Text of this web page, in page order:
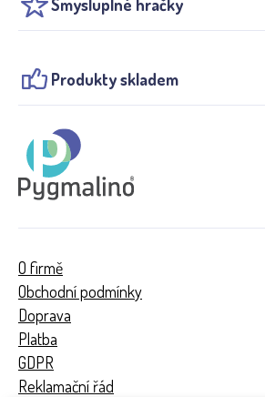
Smysluplné hračky
Produkty skladem
O firmě
Obchodní podmínky
Doprava
Platba
GDPR
Reklamační řád